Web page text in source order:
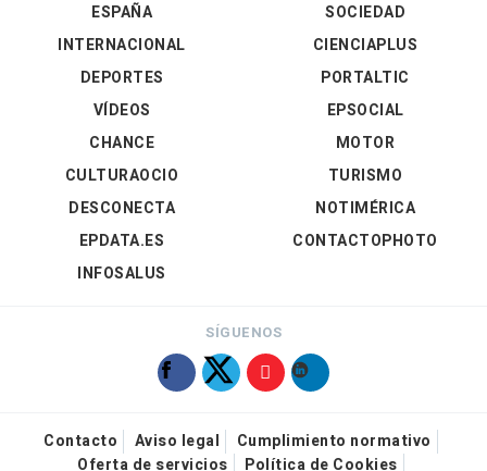
ESPAÑA
INTERNACIONAL
DEPORTES
VÍDEOS
SOCIEDAD
CIENCIAPLUS
PORTALTIC
EPSOCIAL
CHANCE
CULTURAOCIO
DESCONECTA
EPDATA.ES
INFOSALUS
MOTOR
TURISMO
NOTIMÉRICA
CONTACTOPHOTO
SÍGUENOS
Contacto Aviso legal
Cumplimiento normativo
Oferta de servicios
Política de Cookies